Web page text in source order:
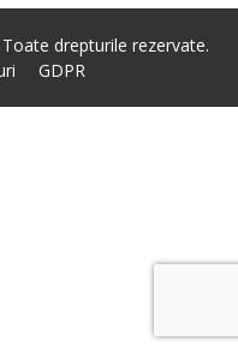
drepturile rezervate.
GDPR